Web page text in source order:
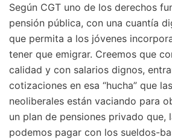
Según CGT uno de los derechos
pensión pública, con una cuantía
que permita a los jóvenes
tener que emigrar. Creemos que
calidad y con salarios dignos,
cotizaciones en esa “hucha” que
neoliberales están vaciando para
un plan de pensiones privado que,
podemos pagar con los sueldos-